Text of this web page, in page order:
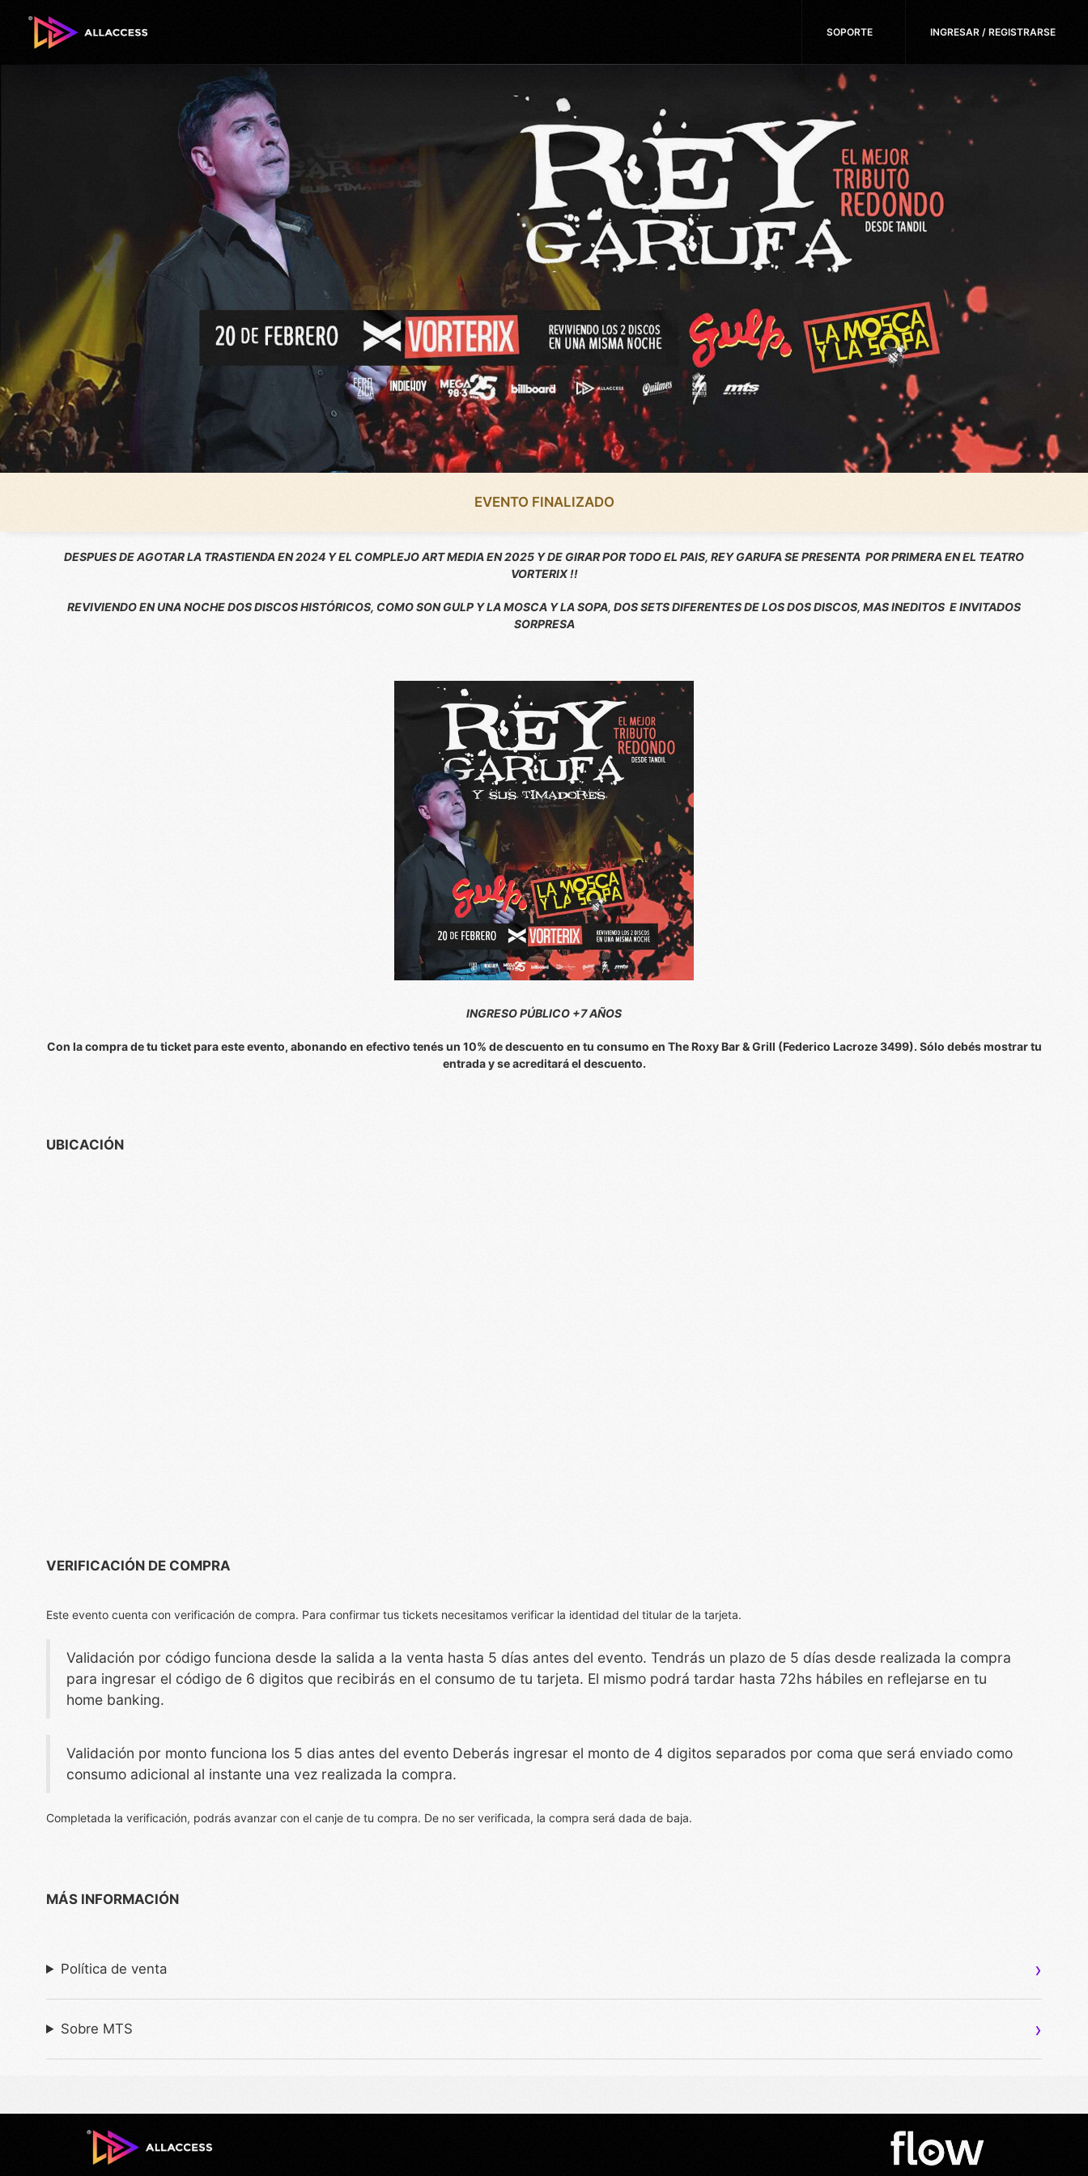
SOPORTE INGRESAR / REGISTRARSE
EVENTO FINALIZADO
DESPUES DE AGOTAR LA TRASTIENDA EN 2024 Y EL COMPLEJO ART MEDIA EN 2025 Y DE GIRAR POR TODO EL PAIS, REY GARUFA SE PRESENTA POR PRIMERA EN EL TEATRO
VORTERIX !!
REVIVIENDO EN UNA NOCHE DOS DISCOS HISTÓRICOS, COMO SON GULP Y LA MOSCA Y LA SOPA, DOS SETS DIFERENTES DE LOS DOS DISCOS, MAS INEDITOS E INVITADOS
SORPRESA
INGRESO PÚBLICO +7 AÑOS
Con la compra de tu ticket para este evento, abonando en efectivo tenés un 10% de descuento en tu consumo en The Roxy Bar & Grill (Federico Lacroze 3499). Sólo debés mostrar tu
entrada y se acreditará el descuento.
UBICACIÓN
VERIFICACIÓN DE COMPRA
Este evento cuenta con verificación de compra. Para confirmar tus tickets necesitamos verificar la identidad del titular de la tarjeta.
Validación por código funciona desde la salida a la venta hasta 5 días antes del evento. Tendrás un plazo de 5 días desde realizada la compra
para ingresar el código de 6 digitos que recibirás en el consumo de tu tarjeta. El mismo podrá tardar hasta 72hs hábiles en reflejarse en tu
home banking.
Validación por monto funciona los 5 dias antes del evento Deberás ingresar el monto de 4 digitos separados por coma que será enviado como
consumo adicional al instante una vez realizada la compra.
Completada la verificación, podrás avanzar con el canje de tu compra. De no ser verificada, la compra será dada de baja.
MÁS INFORMACIÓN
Política de venta
Sobre MTS